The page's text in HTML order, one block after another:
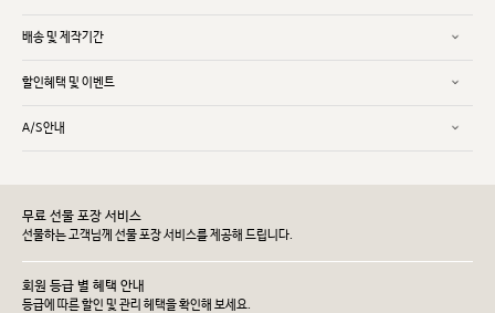
배송 및 제작기간
할인혜택 및 이벤트
A/S안내
무료 선물 포장 서비스
선물하는 고객님께 선물 포장 서비스를 제공해 드립니다.
회원 등급 별 혜택 안내
등급에 따른 할인 및 관리 헤택을 확인해 보세요.